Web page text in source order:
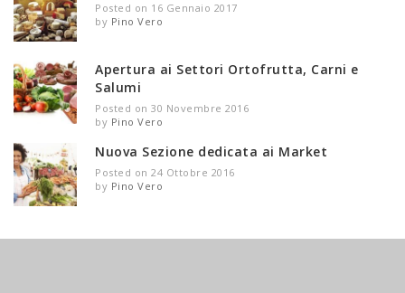
Posted on 16 Gennaio 2017
by Pino Vero
Apertura ai Settori Ortofrutta, Carni e
Salumi
Posted on 30 Novembre 2016
by Pino Vero
Nuova Sezione dedicata ai Market
Posted on 24 Ottobre 2016
by Pino Vero